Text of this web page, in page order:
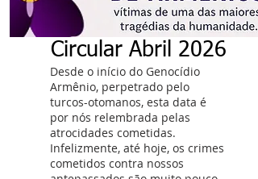
Circular Abril 2026
Desde o início do Genocídio
Armênio, perpetrado pelo
turcos-otomanos, esta data é
por nós relembrada pelas
atrocidades cometidas.
Infelizmente, até hoje, os crimes
cometidos contra nossos